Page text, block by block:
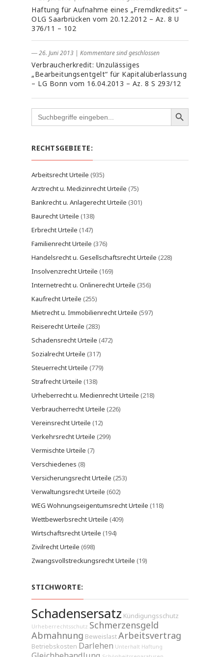
Haftung für Aufnahme eines „Fremdkredits“ –
OLG Saarbrücken vom 20.12.2012 – Az. 8 U
376/11 – 102
― 26. Juni 2013 | Kommentare sind geschlossen
Verbraucherkredit: Unzulässiges
„Bearbeitungsentgelt“ für Kapitalüberlassung
– LG Bonn vom 16.04.2013 – Az. 8 S 293/12
Search
for:
RECHTSGEBIETE:
Arbeitsrecht Urteile (935)
Arztrecht u. Medizinrecht Urteile (75)
Bankrecht u. Anlagerecht Urteile (301)
Baurecht Urteile (138)
Erbrecht Urteile (147)
Familienrecht Urteile (376)
Handelsrecht u. Gesellschaftsrecht Urteile (228)
Insolvenzrecht Urteile (169)
Internetrecht u. Onlinerecht Urteile (356)
Kaufrecht Urteile (255)
Mietrecht u. Immobilienrecht Urteile (597)
Reiserecht Urteile (283)
Schadensrecht Urteile (472)
Sozialrecht Urteile (317)
Steuerrecht Urteile (779)
Strafrecht Urteile (138)
Urheberrecht u. Medienrecht Urteile (218)
Verbraucherrecht Urteile (226)
Vereinsrecht Urteile (12)
Verkehrsrecht Urteile (299)
Vermischte Urteile (7)
Verschiedenes (8)
Versicherungsrecht Urteile (253)
Verwaltungsrecht Urteile (602)
WEG Wohnungseigentumsrecht Urteile (118)
Wettbewerbsrecht Urteile (409)
Wirtschaftsrecht Urteile (194)
Zivilrecht Urteile (698)
Zwangsvollstreckungsrecht Urteile (19)
STICHWORTE:
Schadensersatz Kündigungsschutz
Urheberrechtsschutz Schmerzensgeld
Abmahnung BeweislastArbeitsvertrag
Betriebskosten Darlehen Unterhalt Haftung